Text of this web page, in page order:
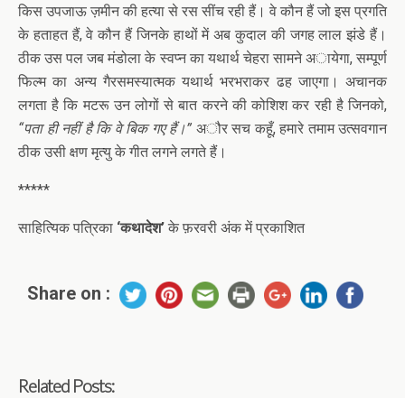
किस उपजाऊ ज़मीन की हत्या से रस सींच रही हैं। वे कौन हैं जो इस प्रगति
के हताहत हैं, वे कौन हैं जिनके हाथों में अब कुदाल की जगह लाल झंडे हैं।
ठीक उस पल जब मंडोला के स्वप्न का यथार्थ चेहरा सामने अायेगा, सम्पूर्ण
फिल्म का अन्य गैरसमस्यात्मक यथार्थ भरभराकर ढह जाएगा। अचानक
लगता है कि मटरू उन लोगों से बात करने की कोशिश कर रही है जिनको,
“पता ही नहीं है कि वे बिक गए हैं।” अौर सच कहूँ, हमारे तमाम उत्सवगान
ठीक उसी क्षण मृत्यु के गीत लगने लगते हैं।
*****
साहित्यिक पत्रिका ‘कथादेश’ के फ़रवरी अंक में प्रकाशित
Share on :
Related Posts: